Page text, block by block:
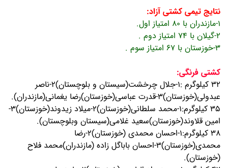
نتایج تیمی کشتی آزاد:
1-مازندران با 80 امتیاز اول.
2-گیلان با 74 امتیاز دوم .
3-خوزستان با 67 امتیاز سوم .
کشتی فرنگی:
32 کیلوگرم :1-جلال چرخشت(سیستان و بلوچستان)2-ناصر
عبدولی(خوزستان)3-قدرت عباسی(خوزستان)رضا یغمانی(مازندران).
35 کیلوگرم:1-محمد سلطانی(خوزستان)2-میلاد زیدوند(خوزستان)3-
امین قلاوند(خوزستان)سعید غلامی(سیستان وبلوچستان).
38 کیلوگرم:1-احسان محمدی (خوزستان)2-رضا
محمدی(خوزستان)3-احسان باباگل زاده (مازندران)محمد فلاح
(خوزستان).